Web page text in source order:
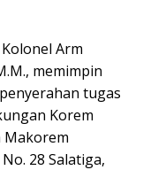
Arm
memimpin
tugas
Korem
Makorem
28 Salatiga,